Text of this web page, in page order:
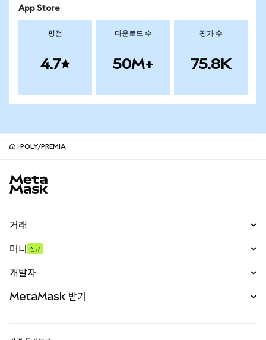
App Store
평점
4.7
다운로드 수
50M+
평가 수
75.8K
POLY/PREMIA
거래
무기한 선물
실물자산
머니 신규
개발자
MetaMask 받기